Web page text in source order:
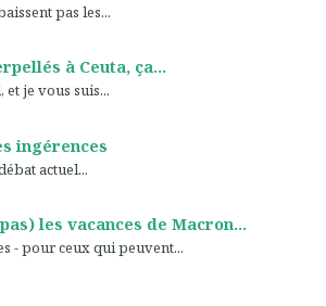
pas les...
à Ceuta, ça...
et je vous suis...
ingérences
actuel...
les vacances de Macron...
- pour ceux qui peuvent...